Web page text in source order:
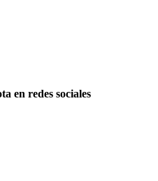
en redes sociales